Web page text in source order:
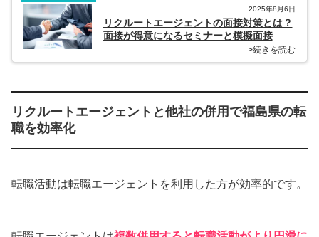
2025年8月6日
リクルートエージェントの面接対策とは？
面接が得意になるセミナーと模擬面接
>続きを読む
リクルートエージェントと他社の併用で福島県の転
職を効率化
転職活動は転職エージェントを利用した方が効率的です。